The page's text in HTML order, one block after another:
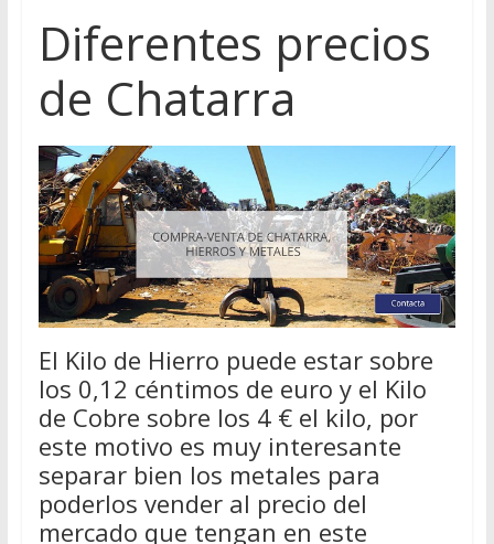
Diferentes precios
de Chatarra
El Kilo de Hierro puede estar sobre
los 0,12 céntimos de euro y el Kilo
de Cobre sobre los 4 € el kilo, por
este motivo es muy interesante
separar bien los metales para
poderlos vender al precio del
mercado que tengan en este